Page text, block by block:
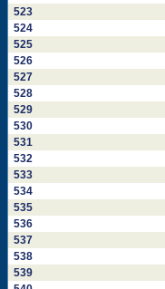
523
524
525
526
527
528
529
530
531
532
533
534
535
536
537
538
539